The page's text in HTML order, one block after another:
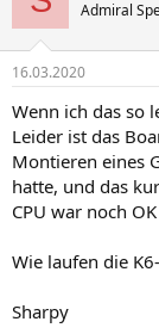
Admiral
16.03.2020
Wenn ich das so
Leider ist das
Montieren eines
hatte, und das
CPU war noch
Wie laufen die
Sharpy